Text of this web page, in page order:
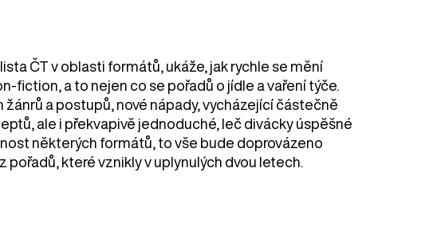
ČT v oblasti formátů, ukáže, jak rychle se mění
fiction, a to nejen co se pořadů o jídle a vaření týče.
žánrů a postupů, nové nápady, vycházející částečně
ale i překvapivě jednoduché, leč divácky úspěšné
některých formátů, to vše bude doprovázeno
pořadů, které vznikly v uplynulých dvou letech.